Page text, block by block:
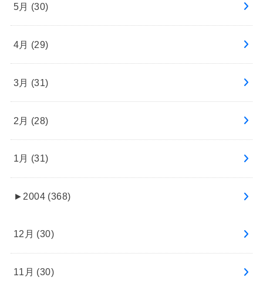
5月 (30)
4月 (29)
3月 (31)
2月 (28)
1月 (31)
► 2004 (368)
12月 (30)
11月 (30)